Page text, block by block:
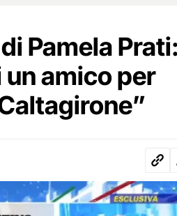
Pamela Prati:
amico per